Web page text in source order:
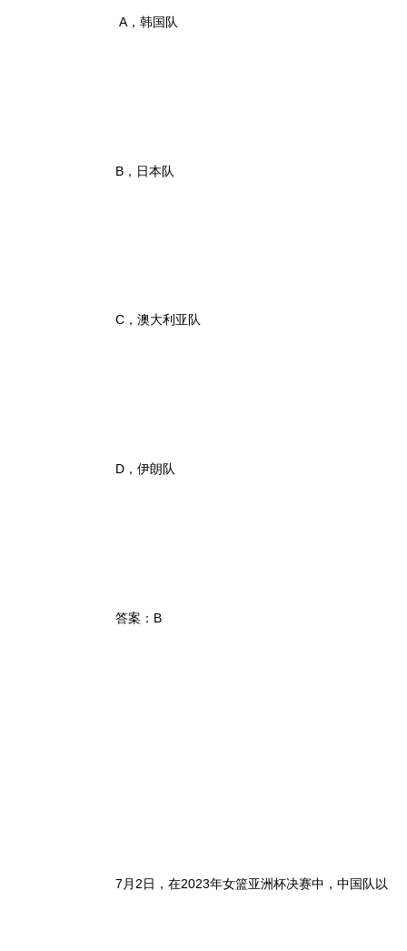
A，韩国队
B，日本队
C，澳大利亚队
D，伊朗队
答案：B
7月2日，在2023年女篮亚洲杯决赛中，中国队以